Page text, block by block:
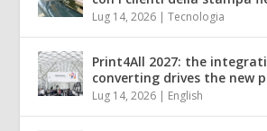
Lug 14, 2026 |Tecnologia
Print4All 2027: the
converting drives the new
Lug 14, 2026 English